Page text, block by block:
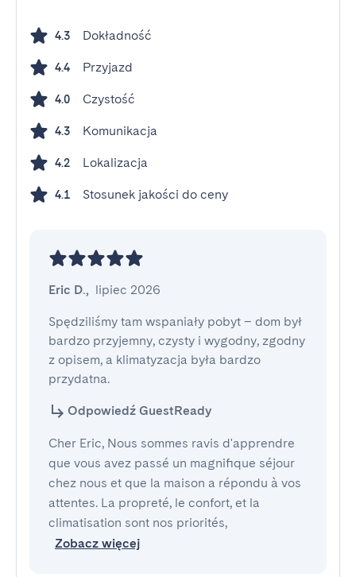
4.3 Dokładność
4.4 Przyjazd
4.0 Czystość
4.3 Komunikacja
4.2 Lokalizacja
4.1 Stosunek jakości do ceny
Eric D., lipiec 2026
Spędziliśmy tam wspaniały pobyt – dom był
bardzo przyjemny, czysty i wygodny, zgodny
z opisem, a klimatyzacja była bardzo
przydatna.
Odpowiedź GuestReady
Cher Eric, Nous sommes ravis d'apprendre
que vous avez passé un magnifique séjour
chez nous et que la maison a répondu à vos
attentes. La propreté, le confort, et la
climatisation sont nos priorités,
Zobacz więcej